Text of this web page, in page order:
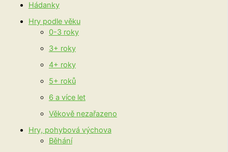
Hádanky
Hry podle věku
0-3 roky
3+ roky
4+ roky
5+ roků
6 a více let
Věkově nezařazeno
Hry, pohybová výchova
Běhání